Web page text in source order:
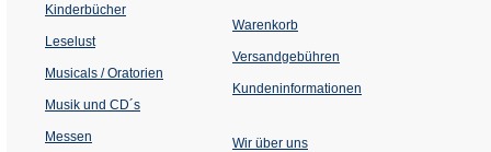
Kinderbücher
Leselust
Musicals / Oratorien
Musik und CD´s
Messen
Warenkorb
Versandgebühren
Kundeninformationen
Wir über uns